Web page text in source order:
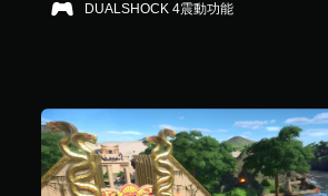
DUALSHOCK 4震動功能